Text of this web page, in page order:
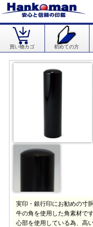
買い物カゴ 初めての方
実印・銀行印にお勧めの寸
牛の角を使用した角素材で
心部を使用している為、高